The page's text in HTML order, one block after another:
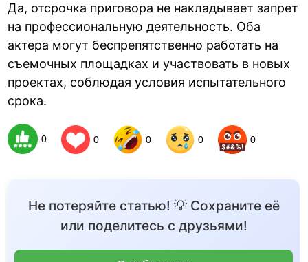
Да, отсрочка приговора не накладывает запрет
на профессиональную деятельность. Оба
актера могут беспрепятственно работать на
съемочных площадках и участвовать в новых
проектах, соблюдая условия испытательного
срока.
0 0 0 0 0
Не потеряйте статью! 💡 Сохраните её
или поделитесь с друзьями!